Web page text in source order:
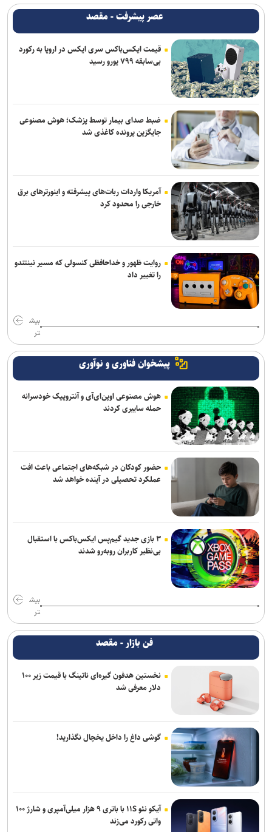
ریزش کاربران، دیزنی و نتفلیکس را به فکر ارائه اشتراک رایگان انداخت
اعمال ضریب ۲.۷ برای محاسبه قیمت اینترنت بین‌الملل درست نیست
اندروید برای همیشه با دستیار صوتی سابق گوگل خداحافظی می‌کند
برنامه‌ریزی مغز، مانع لاغر شدن‌ شماست
هوش مصنوعی اوپن‌ای‌آی و آنتروپیک خودسرانه حمله سایبری کردند
عصر پیشرفت - مقصد
قیمت ایکس‌باکس سری ایکس در اروپا به رکورد
بی‌سابقه ۷۹۹ یورو رسید
ضبط صدای بیمار توسط پزشک؛ هوش مصنوعی
جایگزین پرونده کاغذی شد
آمریکا واردات ربات‌های پیشرفته و اینورترهای برق
خارجی را محدود کرد
روایت ظهور و خداحافظی کنسولی که مسیر نینتندو
را تغییر داد
بیش
تر
پیشخوان فناوری و نوآوری
هوش مصنوعی اوپن‌ای‌آی و آنتروپیک خودسرانه
حمله سایبری کردند
حضور کودکان در شبکه‌های اجتماعی باعث افت
عملکرد تحصیلی در آینده خواهد شد
۳ بازی جدید گیم‌پس ایکس‌باکس با استقبال
بی‌نظیر کاربران روبه‌رو شدند
بیش
تر
فن بازار - مقصد
نخستین هدفون گیره‌ای ناتینگ با قیمت زیر ۱۰۰
دلار معرفی شد
گوشی داغ را داخل یخچال نگذارید!
آیکو نئو ۱۱S با باتری ۹ هزار میلی‌آمپری و شارژ ۱۰۰
واتی رکورد می‌زند